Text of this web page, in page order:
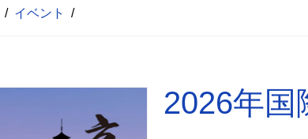
/ イベント /
2026年国